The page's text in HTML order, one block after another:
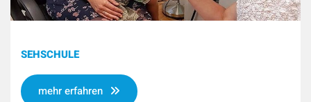
SEHSCHULE
mehr erfahren